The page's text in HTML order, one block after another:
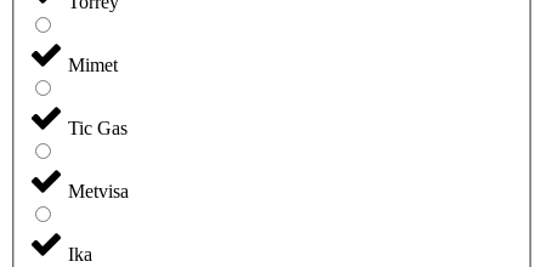
Mimet
Tic Gas
Metvisa
Ika